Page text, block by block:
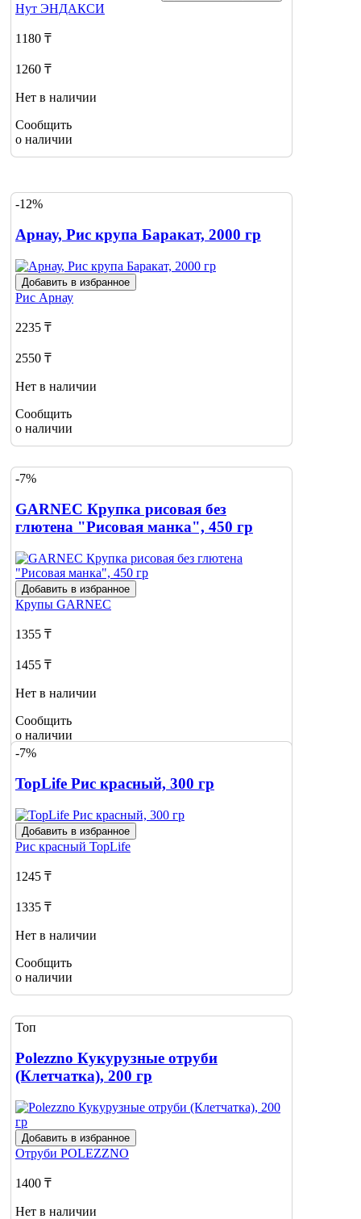
Нут ЭНДАКСИ
1180 ₸
1260 ₸
Нет в наличии
Сообщить
о наличии
-12%
Арнау, Рис крупа Баракат, 2000 гр
Добавить в избранное
Рис Арнау
2235 ₸
2550 ₸
Нет в наличии
Сообщить
о наличии
-7%
GARNEC Крупка рисовая без
глютена "Рисовая манка", 450 гр
Добавить в избранное
Крупы GARNEC
1355 ₸
1455 ₸
Нет в наличии
Сообщить
о наличии
-7%
TopLife Рис красный, 300 гр
Добавить в избранное
Рис красный TopLife
1245 ₸
1335 ₸
Нет в наличии
Сообщить
о наличии
Топ
Polezzno Кукурузные отруби
(Клетчатка), 200 гр
Добавить в избранное
Отруби POLEZZNO
1400 ₸
Нет в наличии